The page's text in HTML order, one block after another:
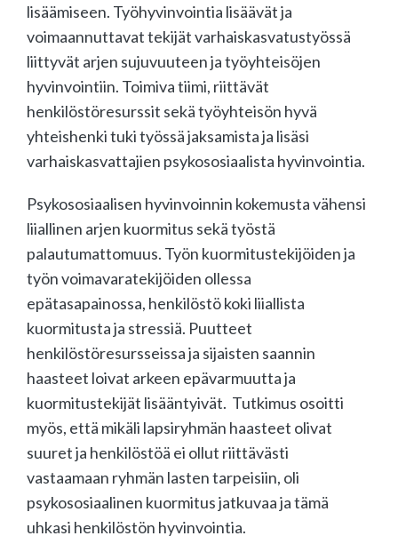
lisäämiseen. Työhyvinvointia lisäävät ja
voimaannuttavat tekijät varhaiskasvatustyössä
liittyvät arjen sujuvuuteen ja työyhteisöjen
hyvinvointiin. Toimiva tiimi, riittävät
henkilöstöresurssit sekä työyhteisön hyvä
yhteishenki tuki työssä jaksamista ja lisäsi
varhaiskasvattajien psykososiaalista hyvinvointia.
Psykososiaalisen hyvinvoinnin kokemusta vähensi
liiallinen arjen kuormitus sekä työstä
palautumattomuus. Työn kuormitustekijöiden ja
työn voimavaratekijöiden ollessa
epätasapainossa, henkilöstö koki liiallista
kuormitusta ja stressiä. Puutteet
henkilöstöresursseissa ja sijaisten saannin
haasteet loivat arkeen epävarmuutta ja
kuormitustekijät lisääntyivät. Tutkimus osoitti
myös, että mikäli lapsiryhmän haasteet olivat
suuret ja henkilöstöä ei ollut riittävästi
vastaamaan ryhmän lasten tarpeisiin, oli
psykososiaalinen kuormitus jatkuvaa ja tämä
uhkasi henkilöstön hyvinvointia.